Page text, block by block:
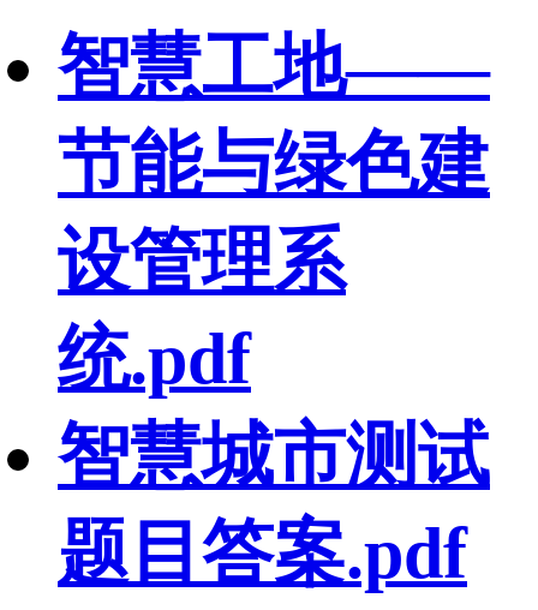
智慧工地——
节能与绿色建
设管理系
统.pdf
智慧城市测试
题目答案.pdf